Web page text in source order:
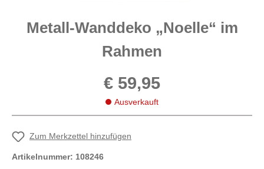
Metall-Wanddeko „Noelle“ im
Rahmen
€ 59,95
Ausverkauft
Zum Merkzettel hinzufügen
Artikelnummer: 108246